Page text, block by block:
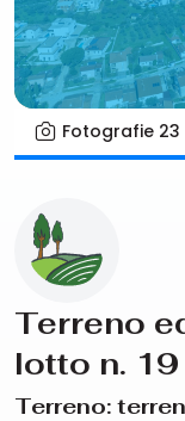
Fotografie 23
Terreno
lotto n. 19
Terreno: